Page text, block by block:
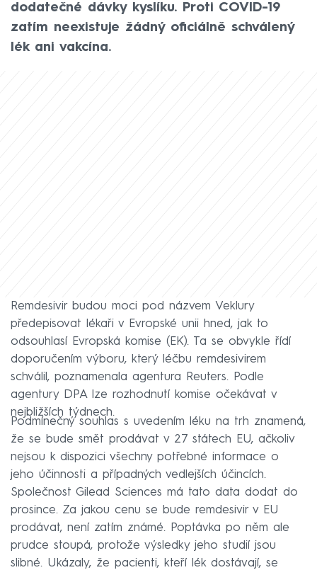
dodatečné dávky kyslíku. Proti COVID-19
zatím neexistuje žádný oficiálně schválený
lék ani vakcína.
Remdesivir budou moci pod názvem Veklury
předepisovat lékaři v Evropské unii hned, jak to
odsouhlasí Evropská komise (EK). Ta se obvykle řídí
doporučením výboru, který léčbu remdesivirem
schválil, poznamenala agentura Reuters. Podle
agentury DPA lze rozhodnutí komise očekávat v
nejbližších týdnech.
Podmínečný souhlas s uvedením léku na trh znamená,
že se bude smět prodávat v 27 státech EU, ačkoliv
nejsou k dispozici všechny potřebné informace o
jeho účinnosti a případných vedlejších účincích.
Společnost Gilead Sciences má tato data dodat do
prosince. Za jakou cenu se bude remdesivir v EU
prodávat, není zatím známé. Poptávka po něm ale
prudce stoupá, protože výsledky jeho studií jsou
slibné. Ukázaly, že pacienti, kteří lék dostávají, se